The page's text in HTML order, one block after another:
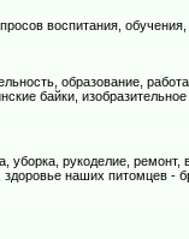
воспитания,
образование,
байки,
уборка, рукоделие,
наших питомцев -